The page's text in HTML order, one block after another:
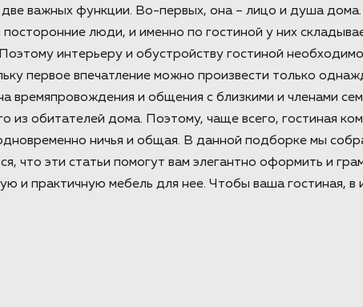
две важных функции. Во-первых, она – лицо и душа
люди, и именно по гостиной у них
интерьеру и обустройству гостиной
первое впечатление можно произвести только
времяпровождения и общения с близкими и членами
из обитателей дома. Поэтому, чаще всего, гостиная
ничья и общая. В данной подборке мы
что эти статьи помогут вам элегантно оформить и
и практичную мебель для нее. Чтобы ваша гостиная, в